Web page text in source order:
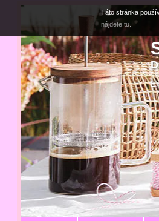
Táto stránka
nájdete tu.